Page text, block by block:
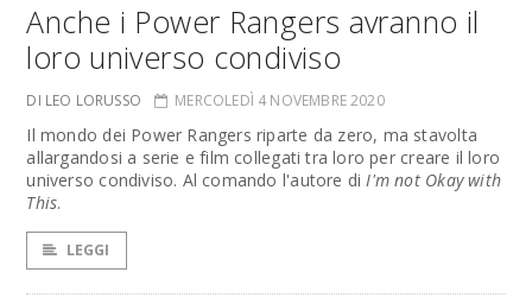
Anche i Power Rangers avranno il
loro universo condiviso
DI LEO LORUSSO MERCOLEDÌ 4 NOVEMBRE 2020
Il mondo dei Power Rangers riparte da zero, ma stavolta
allargandosi a serie e film collegati tra loro per creare il loro
universo condiviso. Al comando l'autore diI'm not Okay with
This.
LEGGI